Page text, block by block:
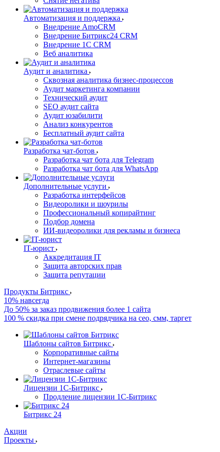
Автоматизация и поддержка
Внедрение AmoCRM
Внедрение Битрикс24 CRM
Внедрение 1C CRM
Веб аналитика
Аудит и аналитика
Сквозная аналитика бизнес-процессов
Аудит маркетинга компании
Технический аудит
SEO аудит сайта
Аудит юзабилити
Анализ конкурентов
Бесплатный аудит сайта
Разработка чат-ботов
Разработка чат бота для Telegram
Разработка чат бота для WhatsApp
Дополнительные услуги
Разработка интерфейсов
Видеоролики и шоурилы
Профессиональный копирайтинг
Подбор домена
ИИ-видеоролики для рекламы и бизнеса
IT-юрист
Аккредитация IT
Защита авторских прав
Защита репутации
Продукты Битрикс
10% навсегда
До 50% за заказ продвижения более 1 сайта
100 % скидка при смене подрядчика на сео, смм, таргет
Шаблоны сайтов Битрикс
Корпоративные сайты
Интернет-магазины
Отраслевые сайты
Лицензии 1С-Битрикс
Продление лицензии 1С-Битрикс
Битрикс 24
Акции
Проекты